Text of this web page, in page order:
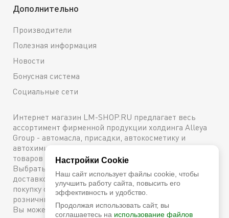
Дополнительно
Производители
Полезная информация
Новости
Бонусная система
Социальные сети
Интернет магазин LM-SHOP.RU предлагает весь
ассортимент фирменной продукции холдинга Alleya
Group - автомасла, присадки, автокосметику и
автохимию. Каталог содержит подробное описание
товаров с техническими характеристиками и ценами.
Выбрать и купить оригинальную продукцию с
доставкой по Москве можно сейчас же, оформив
покупку онлайн, либо посетив один из наших
розничных магазинов. Более подробную информацию
Вы можете получить по телефону+7 (800) 600-48-38
Настройки Cookie
Наш сайт использует файлы cookie, чтобы
улучшить работу сайта, повысить его
эффективность и удобство.
Продолжая использовать сайт, вы
соглашаетесь на использование файлов